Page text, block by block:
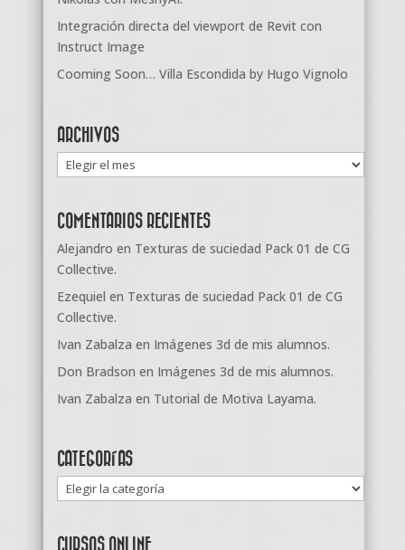
Integración directa del viewport de Revit con
Instruct Image
Cooming Soon… Villa Escondida by Hugo Vignolo
ARCHIVOS
Archivos
COMENTARIOS RECIENTES
Alejandro en Texturas de suciedad Pack 01 de CG
Collective.
Ezequiel en Texturas de suciedad Pack 01 de CG
Collective.
Ivan Zabalza en Imágenes 3d de mis alumnos.
Don Bradson en Imágenes 3d de mis alumnos.
Ivan Zabalza en Tutorial de Motiva Layama.
CATEGORÍAS
Categorías
CURSOS ONLINE